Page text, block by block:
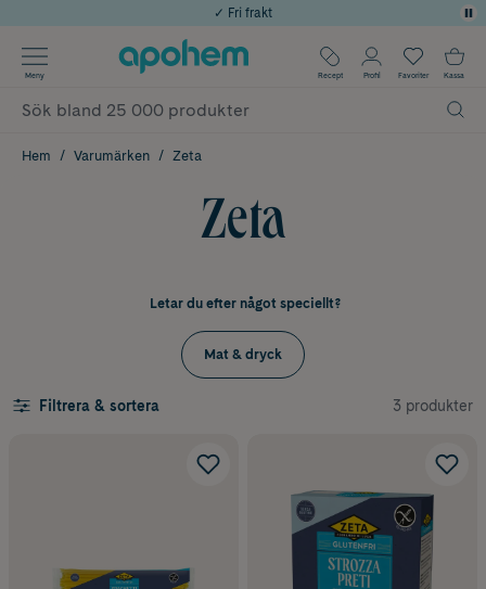
Årets Butik 2025 inom Skönhet
Använd kod: SOMMAR20 för 20% över 649kr
✓ Fri frakt
✓ Poäng på alla köp*
Meny Recept Profil Favoriter Kassa
Hem Varumärken Zeta
Zeta
Letar du efter något speciellt?
Mat & dryck
Filtrera & sortera 3 produkter